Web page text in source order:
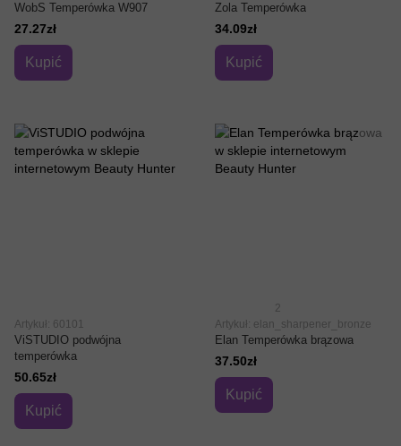
WobS Temperówka W907
27.27zł
Kupić
Zola Temperówka
34.09zł
Kupić
Artykuł: 60101
ViSTUDIO podwójna
temperówka
50.65zł
Kupić
2
Artykuł: elan_sharpener_bronze
Elan Temperówka brązowa
37.50zł
Kupić